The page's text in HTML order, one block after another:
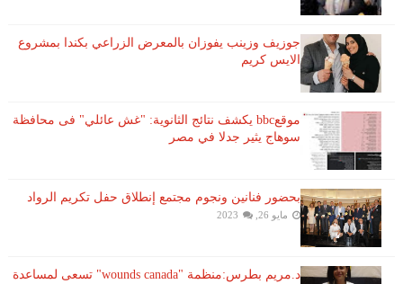
جوزيف وزينب يفوزان بالمعرض الزراعي بكندا بمشروع
الايس كريم
موقعbbc يكشف نتائج الثانوية: "غش عائلي" فى محافظة
سوهاج يثير جدلا في مصر
بحضور فنانين ونجوم مجتمع إنطلاق حفل تكريم الرواد
مايو 26, 2023
د.مريم بطرس:منظمة "wounds canada" تسعى لمساعدة